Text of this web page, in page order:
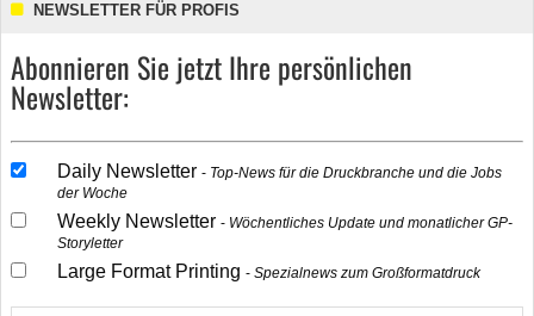
NEWSLETTER FÜR PROFIS
Abonnieren Sie jetzt Ihre persönlichen
Newsletter:
Daily Newsletter
Top-News für die Druckbranche und die Jobs
der Woche
Weekly Newsletter
Wöchentliches Update und monatlicher GP-
Storyletter
Large Format Printing Spezialnews zum Großformatdruck